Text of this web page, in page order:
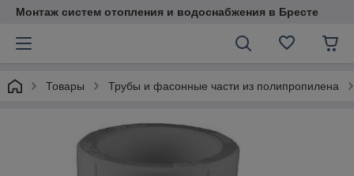
Монтаж систем отопления и водоснабжения в Бресте
Товары Трубы и фасонные части из полипропилена